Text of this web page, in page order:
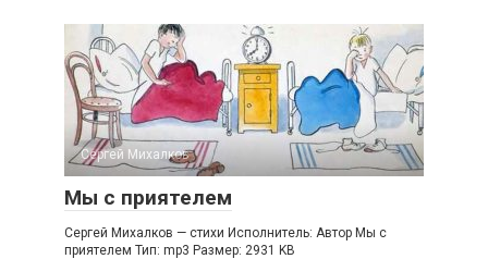
Сергей Михалков
Мы с приятелем
Сергей Михалков — стихи Исполнитель: Автор Мы с
приятелем Тип: mp3 Размер: 2931 KB